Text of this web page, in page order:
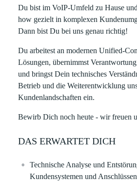
Du bist im VoIP-Umfeld zu Hause
how gezielt in komplexen
Dann bist Du bei uns genau richtig!
Du arbeitest an modernen Unified-
Lösungen, übernimmst
und bringst Dein technisches
Betrieb und die Weiterentwicklung
Kundenlandschaften ein.
Bewirb Dich noch heute - wir freuen
DAS ERWARTET DICH
Technische Analyse und
Kundensystemen und